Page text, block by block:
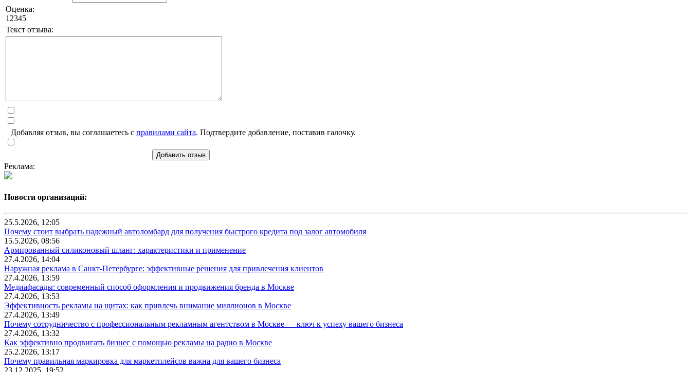
Оценка:
1 2345
Текст отзыва:
Добавляя отзыв, вы соглашаетесь с правилами сайта. Подтвердите добавление, поставив галочку.
Добавить отзыв
Реклама:
Новости организаций:
25.5.2026, 12:05
Почему стоит выбрать надежный автоломбард для получения быстрого кредита под залог автомобиля
15.5.2026, 08:56
Армированный силиконовый шланг: характеристики и применение
27.4.2026, 14:04
Наружная реклама в Санкт-Петербурге: эффективные решения для привлечения клиентов
27.4.2026, 13:59
Медиафасады: современный способ оформления и продвижения бренда в Москве
27.4.2026, 13:53
Эффективность рекламы на щитах: как привлечь внимание миллионов в Москве
27.4.2026, 13:49
Почему сотрудничество с профессиональным рекламным агентством в Москве — ключ к успеху вашего бизнеса
27.4.2026, 13:32
Как эффективно продвигать бизнес с помощью рекламы на радио в Москве
25.2.2026, 13:17
Почему правильная маркировка для маркетплейсов важна для вашего бизнеса
23.12.2025, 19:52